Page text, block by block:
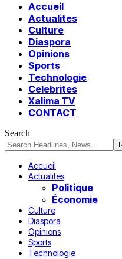
Accueil
Actualites
Culture
Diaspora
Opinions
Sports
Technologie
Celebrites
Xalima TV
CONTACT
Search
Accueil
Actualites
Politique
Économie
Culture
Diaspora
Opinions
Sports
Technologie